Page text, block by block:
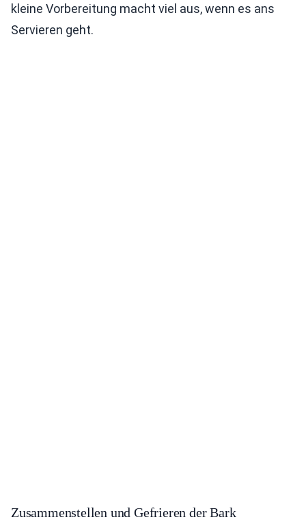
kleine Vorbereitung macht viel aus, wenn es ans
Servieren geht.
Zusammenstellen und Gefrieren der Bark